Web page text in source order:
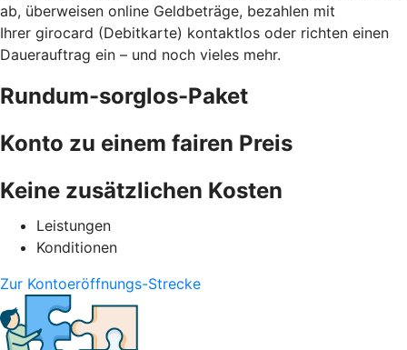
ab, überweisen online Geldbeträge, bezahlen mit
Ihrer girocard (Debitkarte) kontaktlos oder richten einen
Dauerauftrag ein – und noch vieles mehr.
Rundum-sorglos-Paket
Konto zu einem fairen Preis
Keine zusätzlichen Kosten
Leistungen
Konditionen
Zur Kontoeröffnungs-Strecke